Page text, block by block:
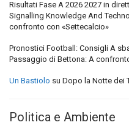
Risultati Fase A 2026 2027 in
Signalling Knowledge And
confronto con «Settecalcio»
Pronostici Football: Consigli A
Passaggio di Bettona: A
Un Bastiolo su Dopo la Notte dei
Politica e Ambiente